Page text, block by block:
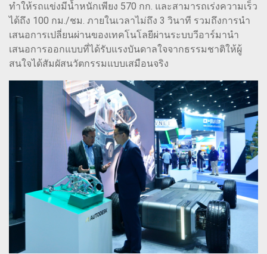
ทำให้รถแข่งมีน้ำหนักเพียง 570 กก. และสามารถเร่งความเร็ว
ได้ถึง 100 กม./ชม. ภายในเวลาไม่ถึง 3 วินาที รวมถึงการนำ
เสนอการเปลี่ยนผ่านของเทคโนโลยีผ่านระบบวีอาร์มานำ
เสนอการออกแบบที่ได้รับแรงบันดาลใจจากธรรมชาติให้ผู้
สนใจได้สัมผัสนวัตกรรมแบบเสมือนจริง